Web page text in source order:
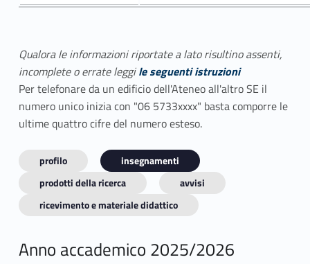
Qualora le informazioni riportate a lato risultino assenti,
incomplete o errate leggile seguenti istruzioni
Per telefonare da un edificio dell'Ateneo all'altro SE il
numero unico inizia con "06 5733xxxx" basta comporre le
ultime quattro cifre del numero esteso.
profilo
insegnamenti
prodotti della ricerca
avvisi
ricevimento e materiale didattico
Anno accademico 2025/2026